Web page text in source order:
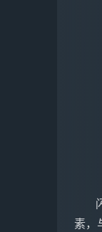
素，